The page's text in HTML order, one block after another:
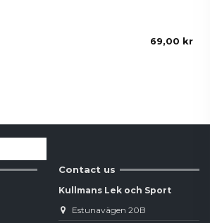
69,00 kr
Contact us
Kullmans Lek och Sport
Estunavägen 20B